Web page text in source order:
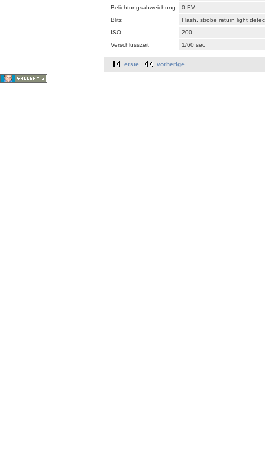
Belichtungsabweichung
0 EV
Blitz
Flash, strobe return light
ISO
200
Verschlusszeit
1/60 sec
erste vorherige